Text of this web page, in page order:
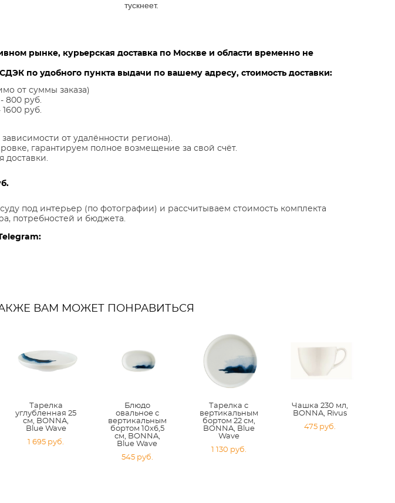
тускнеет.
рынке, курьерская доставка по Москве и области временно не
по удобного пункта выдачи по вашему адресу, стоимость доставки:
от суммы заказа)
800 руб.
руб.
от удалённости региона).
гарантируем полное возмещение за свой счёт.
доставки.
под интерьер (по фотографии) и рассчитываем стоимость комплекта
потребностей и бюджета.
ВАМ МОЖЕТ ПОНРАВИТЬСЯ
Тарелка
углубленная 25
см, BONNA,
Blue Wave
1 695 pуб.
Блюдо
овальное с
вертикальным
бортом 10х6,5
см, BONNA,
Blue Wave
545 pуб.
Тарелка с
вертикальным
бортом 22 см,
BONNA, Blue
Wave
1 130 pуб.
Чашка 230 мл,
BONNA, Rivus
475 pуб.